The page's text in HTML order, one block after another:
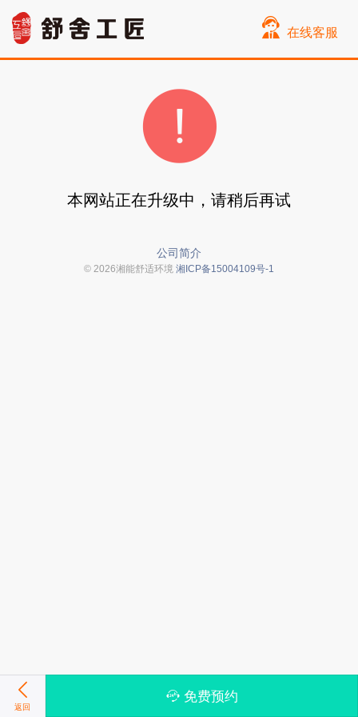
返回
免费预约
在线客服
本网站正在升级中，请稍后再试
公司简介
© 2026湘能舒适环境 湘ICP备15004109号-1